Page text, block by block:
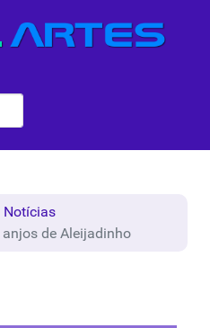
Notícias
de Aleijadinho